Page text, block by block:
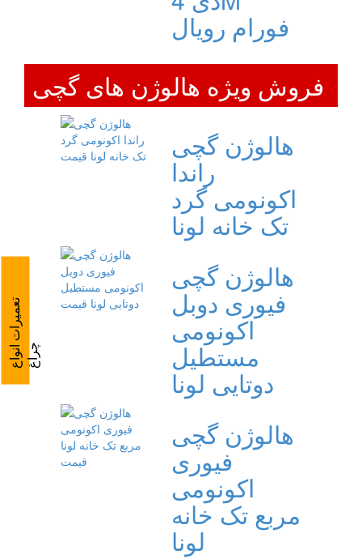
فورام رویال
فروش ویژه هالوژن های گچی
هالوژن گچی
راندا
اکونومی گرد
تک خانه لونا
هالوژن گچی
فیوری دوبل
اکونومی
مستطیل
دوتایی لونا
هالوژن گچی
فیوری
اکونومی
مربع تک خانه
لونا
ت
ع
م
ی
ر
ا
ت
ا
ن
و
ا
عچر
اغ